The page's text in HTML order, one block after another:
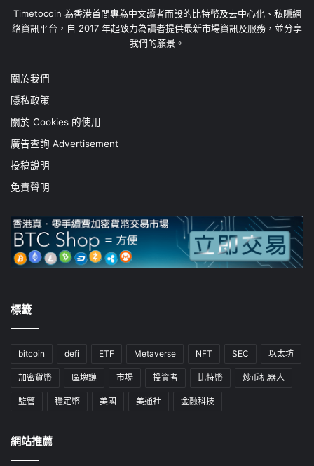
Timetocoin 為香港首間專為中文讀者而設的比特幣及去中心化、私隱網
絡資訊平台，自 2017 年起致力為讀者提供最新市場資訊及服務，並分享
我們的願景。
關於我們
隱私政策
關於 Cookies 的使用
廣告查詢 Advertisement
投稿說明
免責聲明
標籤
bitcoin defi ETF Metaverse NFT SEC 以太坊
加密貨幣 區塊鏈 市場 投資者 比特幣 炒币机器人
監管 穩定幣 美國 美通社 金融科技
網站推薦